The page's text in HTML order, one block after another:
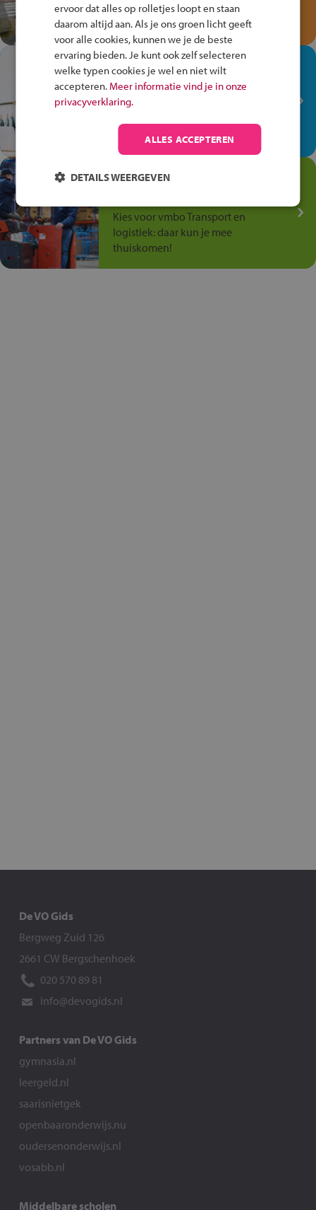
Speel het Fiets Veilig Verkeersspel
en win een Cortina-fiets!
In de winkel ben je op je
plek!
Ontdek via het vmbo jouw talent
op de winkelvloer, waar elke dag
anders is!
Jouw talent in de
Kies voor vmbo Transport en
logistiek: daar kun je mee
thuiskomen!
De VO Gids
Bergweg Zuid 126
2661 CW Bergschenhoek
020 570 89 81
info@devogids.nl
Partners van De VO Gids
gymnasia.nl
leergeld.nl
saarisnietgek
openbaaronderwijs.nu
oudersenonderwijs.nl
vosabb.nl
Middelbare scholen
ervoor dat alles op rolletjes loopt en staan
daarom altijd aan. Als je ons groen licht geeft
voor alle cookies, kunnen we je de beste
ervaring bieden. Je kunt ook zelf selecteren
welke typen cookies je wel en niet wilt
accepteren. Meer informatie vind je in onze
privacyverklaring.
ALLES ACCEPTEREN
DETAILS WEERGEVEN